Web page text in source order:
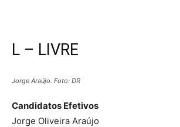
L – LIVRE
Jorge Araújo. Foto: DR
Candidatos Efetivos
Jorge Oliveira Araújo